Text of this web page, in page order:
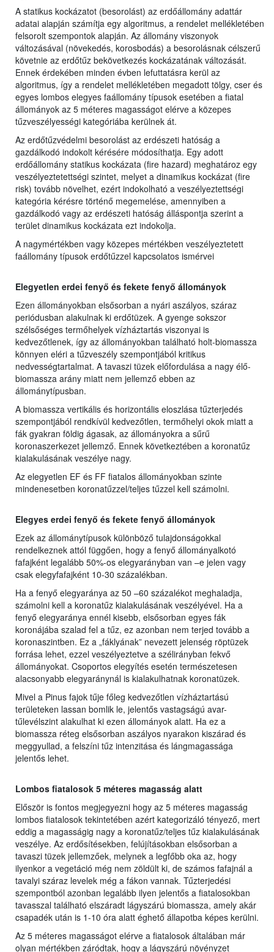
A statikus kockázatot (besorolást) az erdőállomány adattár
adatai alapján számítja egy algoritmus, a rendelet mellékletében
felsorolt szempontok alapján. Az állomány viszonyok
változásával (növekedés, korosbodás) a besorolásnak célszerű
követnie az erdőtűz bekövetkezés kockázatának változását.
Ennek érdekében minden évben lefuttatásra kerül az
algoritmus, így a rendelet mellékletében megadott tölgy, cser és
egyes lombos elegyes faállomány típusok esetében a fiatal
állományok az 5 méteres magasságot elérve a közepes
tűzveszélyességi kategóriába kerülnek át.
Az erdőtűzvédelmi besorolást az erdészeti hatóság a
gazdálkodó indokolt kérésére módosíthatja. Egy adott
erdőállomány statikus kockázata (fire hazard) meghatároz egy
veszélyeztetettségi szintet, melyet a dinamikus kockázat (fire
risk) tovább növelhet, ezért indokolható a veszélyeztettségi
kategória kérésre történő megemelése, amennyiben a
gazdálkodó vagy az erdészeti hatóság álláspontja szerint a
terület dinamikus kockázata ezt indokolja.
A nagymértékben vagy közepes mértékben veszélyeztetett
faállomány típusok erdőtűzzel kapcsolatos ismérvei
Elegyetlen erdei fenyő és fekete fenyő állományok
Ezen állományokban elsősorban a nyári aszályos, száraz
periódusban alakulnak ki erdőtüzek. A gyenge sokszor
szélsőséges termőhelyek vízháztartás viszonyai is
kedvezőtlenek, így az állományokban található holt-biomassza
könnyen eléri a tűzveszély szempontjából kritikus
nedvességtartalmat. A tavaszi tüzek előfordulása a nagy élő-
biomassza arány miatt nem jellemző ebben az
állománytípusban.
A biomassza vertikális és horizontális eloszlása tűzterjedés
szempontjából rendkívül kedvezőtlen, termőhelyi okok miatt a
fák gyakran földig ágasak, az állományokra a sűrű
koronaszerkezet jellemző. Ennek következtében a koronatűz
kialakulásának veszélye nagy.
Az elegyetlen EF és FF fiatalos állományokban szinte
mindenesetben koronatűzzel/teljes tűzzel kell számolni.
Elegyes erdei fenyő és fekete fenyő állományok
Ezek az állománytípusok különböző tulajdonságokkal
rendelkeznek attól függően, hogy a fenyő állományalkotó
fafajként legalább 50%-os elegyarányban van –e jelen vagy
csak elegyfafajként 10-30 százalékban.
Ha a fenyő elegyaránya az 50 –60 százalékot meghaladja,
számolni kell a koronatűz kialakulásának veszélyével. Ha a
fenyő elegyaránya ennél kisebb, elsősorban egyes fák
koronájába szalad fel a tűz, ez azonban nem terjed tovább a
koronaszintben. Ez a „fáklyának” nevezett jelenség röptüzek
forrása lehet, ezzel veszélyeztetve a szélirányban fekvő
állományokat. Csoportos elegyítés esetén természetesen
alacsonyabb elegyaránynál is kialakulhatnak koronatüzek.
Mivel a Pinus fajok tűje főleg kedvezőtlen vízháztartású
területeken lassan bomlik le, jelentős vastagságú avar-
tűlevélszint alakulhat ki ezen állományok alatt. Ha ez a
biomassza réteg elsősorban aszályos nyarakon kiszárad és
meggyullad, a felszíni tűz intenzitása és lángmagassága
jelentős lehet.
Lombos fiatalosok 5 méteres magasság alatt
Először is fontos megjegyezni hogy az 5 méteres magasság
lombos fiatalosok tekintetében azért kategorizáló tényező, mert
eddig a magasságig nagy a koronatűz/teljes tűz kialakulásának
veszélye. Az erdősítésekben, felújításokban elsősorban a
tavaszi tüzek jellemzőek, melynek a legfőbb oka az, hogy
ilyenkor a vegetáció még nem zöldült ki, de számos fafajnál a
tavalyi száraz levelek még a fákon vannak. Tűzterjedési
szempontból azonban legalább ilyen jelentős a fiatalosokban
tavasszal található elszáradt lágyszárú biomassza, amely akár
csapadék után is 1-10 óra alatt éghető állapotba képes kerülni.
Az 5 méteres magasságot elérve a fiatalosok általában már
olyan mértékben záródtak, hogy a lágyszárú növényzet